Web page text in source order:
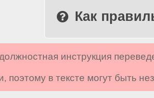
Как
инструкция
поэтому в тексте могут быть